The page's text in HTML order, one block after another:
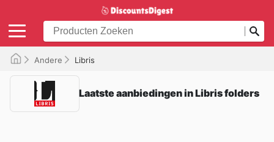
Andere Libris
Laatste aanbiedingen in Libris folders